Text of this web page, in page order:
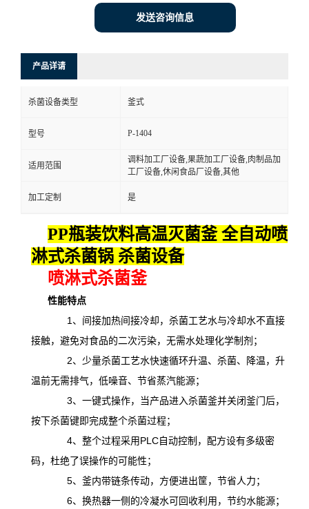
发送咨询信息
产品详请
杀菌设备类型 釜式
型号 P-1404
适用范围
调料加工厂设备,果蔬加工厂设备,肉制品加
工厂设备,休闲食品厂设备,其他
加工定制 是
PP瓶装饮料高温灭菌釜 全自动喷
淋式杀菌锅 杀菌设备
喷淋式杀菌釜
性能特点
1、间接加热间接冷却，杀菌工艺水与冷却水不直接
接触，避免对食品的二次污染，无需水处理化学制剂；
2、少量杀菌工艺水快速循环升温、杀菌、降温，升
温前无需排气，低噪音、节省蒸汽能源；
3、一键式操作，当产品进入杀菌釜并关闭釜门后，
按下杀菌键即完成整个杀菌过程；
4、整个过程采用PLC自动控制，配方设有多级密
码，杜绝了误操作的可能性；
5、釜内带链条传动，方便进出筐，节省人力；
6、换热器一侧的冷凝水可回收利用，节约水能源；